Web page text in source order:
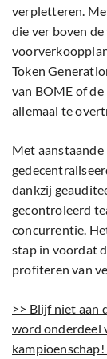
verpletteren.
die ver boven
Token
van BOME of
allemaal te
Met
dankzij
gecontroleerd
concurrentie.
stap in voordat
profiteren van
>> Blijf niet aan
word onderdeel
kampioenschap!